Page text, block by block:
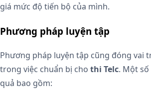
giá mức độ tiến bộ của mình.
Phương pháp luyện tập
Phương pháp luyện tập cũng đóng vai
trong việc chuẩn bị cho thi Telc. Một
quả bao gồm: